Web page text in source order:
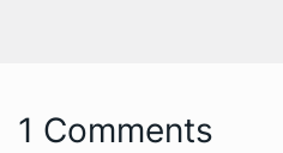
1 Comments